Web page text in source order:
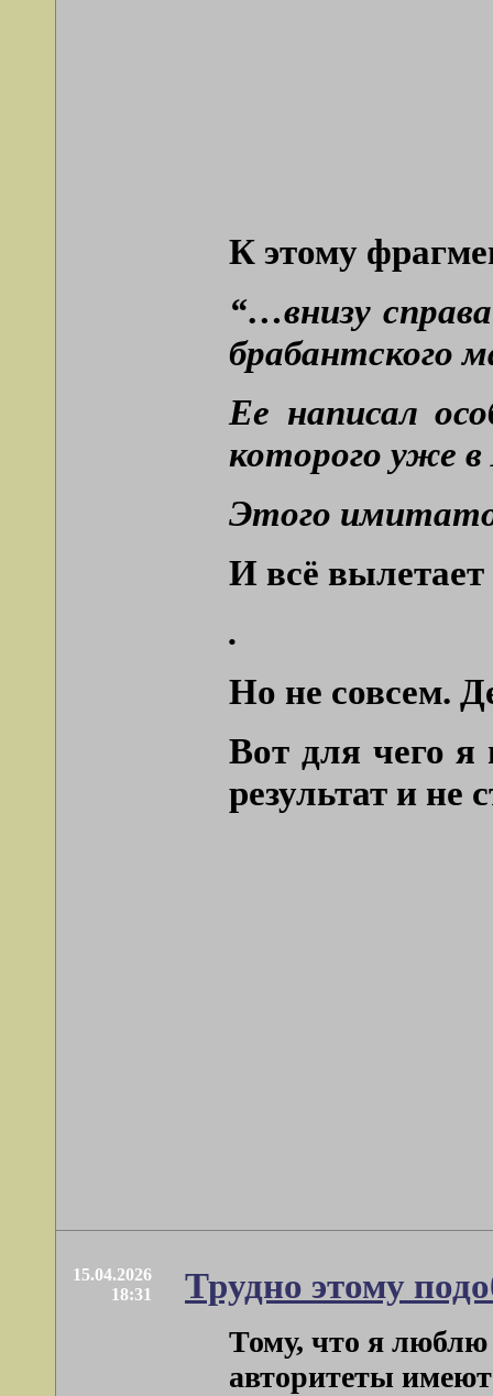
К этому
“…внизу
брабантского
Ее написал
которого уже в
Этого
И всё вылетает
.
Но не совсем.
Вот для чего
результат и не
15.04.2026
18:31
Трудно этому
Тому, что я люблю
авторитеты